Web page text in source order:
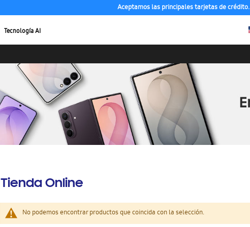
Aceptamos las principales tarjetas de crédito.
Tecnología AI
Tienda Online
No podemos encontrar productos que coincida con la selección.